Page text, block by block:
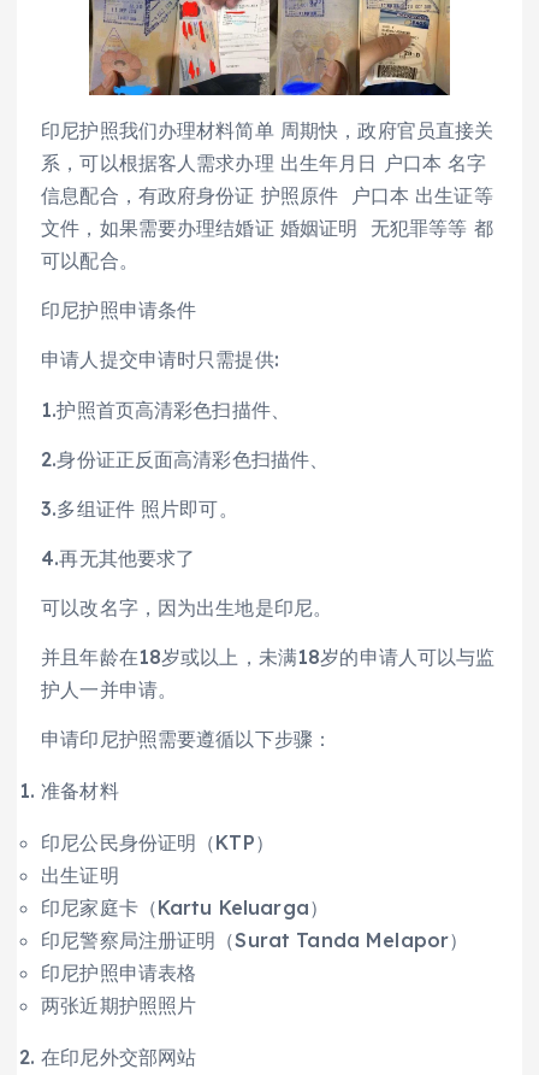
印尼护照我们办理材料简单 周期快，政府官员直接关
系，可以根据客人需求办理 出生年月日 户口本 名字
信息配合，有政府身份证 护照原件 户口本 出生证等
文件，如果需要办理结婚证 婚姻证明 无犯罪等等 都
可以配合。
印尼护照申请条件
申请人提交申请时只需提供:
1.护照首页高清彩色扫描件、
2.身份证正反面高清彩色扫描件、
3.多组证件 照片即可。
4.再无其他要求了
可以改名字，因为出生地是印尼。
并且年龄在18岁或以上，未满18岁的申请人可以与监
护人一并申请。
申请印尼护照需要遵循以下步骤：
准备材料
印尼公民身份证明（KTP）
出生证明
印尼家庭卡（Kartu Keluarga）
印尼警察局注册证明（Surat Tanda Melapor）
印尼护照申请表格
两张近期护照照片
在印尼外交部网站